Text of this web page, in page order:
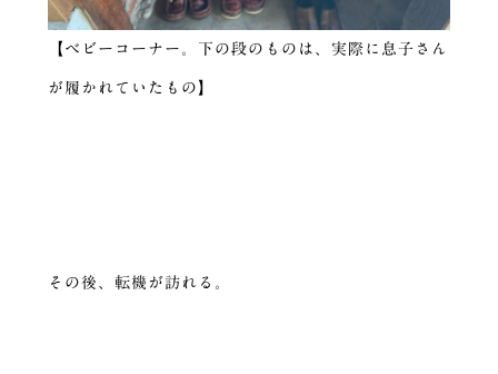
【ベビーコーナー。下の段のものは、実際に息子さん
が履かれていたもの】
その後、転機が訪れる。